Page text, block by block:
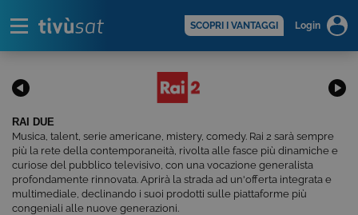
SCOPRI I VANTAGGI Login
RAI DUE
Musica, talent, serie americane, mistery, comedy. Rai 2 sarà sempre
più la rete della contemporaneità, rivolta alle fasce più dinamiche e
curiose del pubblico televisivo, con una vocazione generalista
profondamente rinnovata. Aprirà la strada ad un'offerta integrata e
multimediale, declinando i suoi prodotti sulle piattaforme più
congeniali alle nuove generazioni.